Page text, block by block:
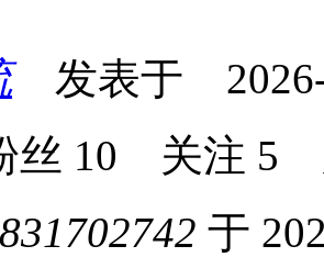
发表于 2026-
10 关注 5
于